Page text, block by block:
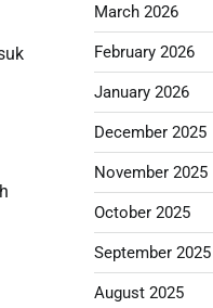
March 2026
February 2026
January 2026
December 2025
November 2025
October 2025
September 2025
August 2025